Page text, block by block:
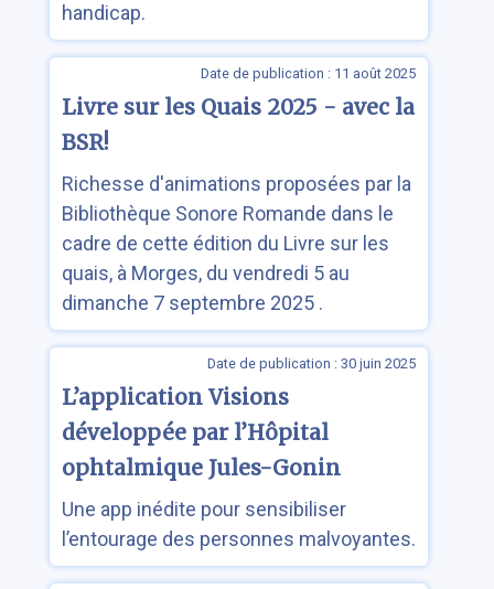
handicap.
Date de publication : 11 août 2025
Livre sur les Quais 2025 - avec la
BSR!
Richesse d'animations proposées par la
Bibliothèque Sonore Romande dans le
cadre de cette édition du Livre sur les
quais, à Morges, du vendredi 5 au
dimanche 7 septembre 2025 .
Date de publication : 30 juin 2025
L’application Visions
développée par l’Hôpital
ophtalmique Jules-Gonin
Une app inédite pour sensibiliser
l’entourage des personnes malvoyantes.